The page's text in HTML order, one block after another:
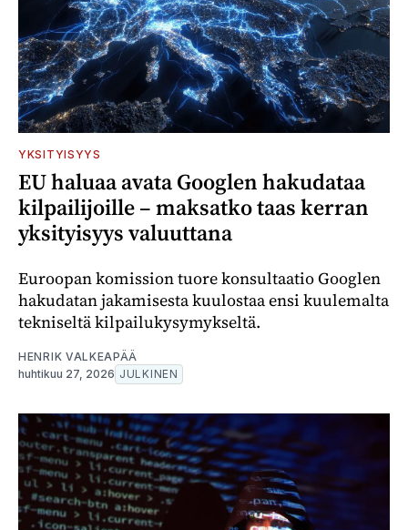
YKSITYISYYS
EU haluaa avata Googlen hakudataa
kilpailijoille – maksatko taas kerran
yksityisyys valuuttana
Euroopan komission tuore konsultaatio Googlen
hakudatan jakamisesta kuulostaa ensi kuulemalta
tekniseltä kilpailukysymykseltä.
HENRIK VALKEAPÄÄ
huhtikuu 27, 2026 JULKINEN